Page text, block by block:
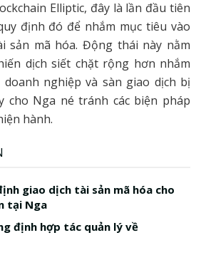
Elliptic, đây là lần đầu tiên
định đó để nhắm mục tiêu vào
sản mã hóa. Động thái này nằm
dịch siết chặt rộng hơn nhắm
doanh nghiệp và sàn giao dịch bị
cho Nga né tránh các biện pháp
hành.
giao dịch tài sản mã hóa cho
tại Nga
định hợp tác quản lý về